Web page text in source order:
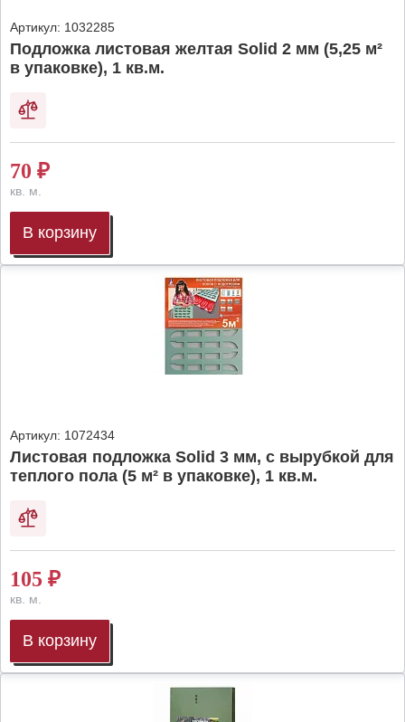
Артикул: 1032285
Подложка листовая желтая Solid 2 мм (5,25 м²
в упаковке), 1 кв.м.
70 ₽
кв. м.
В корзину
Артикул: 1072434
Листовая подложка Solid 3 мм, с вырубкой для
теплого пола (5 м² в упаковке), 1 кв.м.
105 ₽
кв. м.
В корзину